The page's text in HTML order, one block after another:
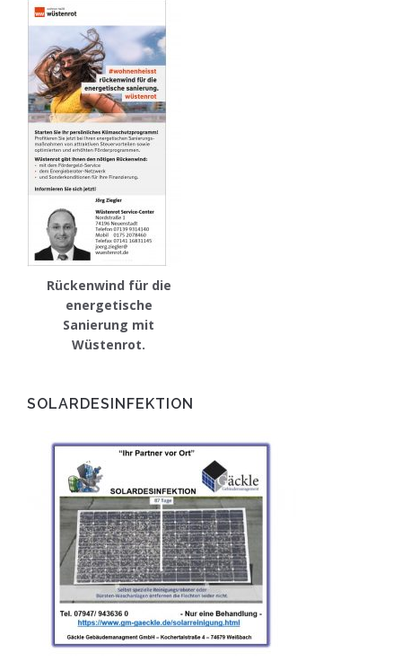
Rückenwind für die
energetische
Sanierung mit
Wüstenrot.
SOLARDESINFEKTION